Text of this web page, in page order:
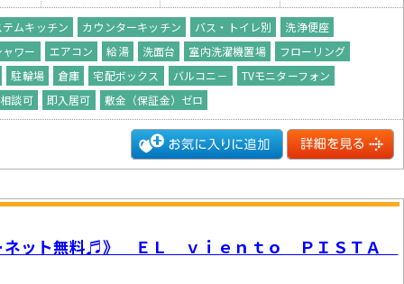
ムキッチン カウンターキッチン バス・トイレ別
洗浄便座
ワー
エアコン 給湯 洗面台 室内洗濯機置場
フローリング
駐輪場
倉庫 宅配ボックス バルコニ－
TVモニターフォン
談可
即入居可 敷金（保証金）ゼロ
ネット無料♬》 ＥＬ ｖｉｅｎｔｏ ＰＩＳＴＡ